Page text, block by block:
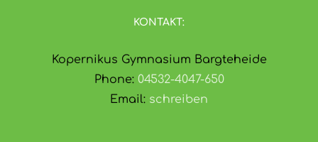
KONTAKT:
Kopernikus Gymnasium Bargteheide
Phone: 04532-4047-650
Email: schreiben